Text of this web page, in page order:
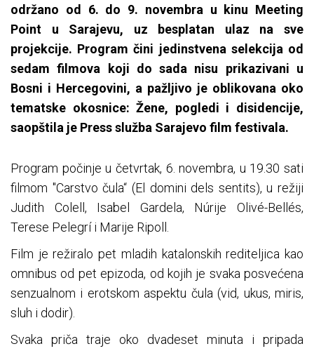
održano od 6. do 9. novembra u kinu Meeting
Point u Sarajevu, uz besplatan ulaz na sve
projekcije. Program čini jedinstvena selekcija od
sedam filmova koji do sada nisu prikazivani u
Bosni i Hercegovini, a pažljivo je oblikovana oko
tematske okosnice: Žene, pogledi i disidencije,
saopštila je Press služba Sarajevo film festivala.
Program počinje u četvrtak, 6. novembra, u 19.30 sati
filmom "Carstvo čula“ (El domini dels sentits), u režiji
Judith Colell, Isabel Gardela, Núrije Olivé-Bellés,
Terese Pelegrí i Marije Ripoll.
Film je režiralo pet mladih katalonskih rediteljica kao
omnibus od pet epizoda, od kojih je svaka posvećena
senzualnom i erotskom aspektu čula (vid, ukus, miris,
sluh i dodir).
Svaka priča traje oko dvadeset minuta i pripada